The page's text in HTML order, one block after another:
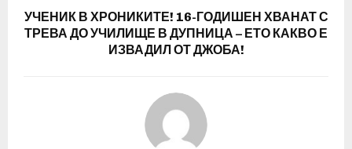
УЧЕНИК В ХРОНИКИТЕ! 16-ГОДИШЕН ХВАНАТ С
ТРЕВА ДО УЧИЛИЩЕ В ДУПНИЦА – ЕТО КАКВО Е
ИЗВАДИЛ ОТ ДЖОБА!